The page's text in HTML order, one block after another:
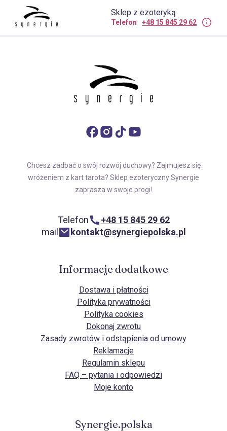
Sklep z ezoteryką
Telefon +48 15 845 29 62
Chcesz zadbać o swój rozwój duchowy? Zajmujesz się
wróżeniem z kart tarota? Sklep ezoteryczny Synergie
zaprasza w swoje progi!
Telefon
+48 15 845 29 62
mail
kontakt@synergiepolska.pl
Informacje dodatkowe
Dostawa i płatności
Polityka prywatności
Polityka cookies
Dokonaj zwrotu
Zasady zwrotów i odstąpienia od umowy
Reklamacje
Regulamin sklepu
FAQ – pytania i odpowiedzi
Moje konto
Synergie.polska